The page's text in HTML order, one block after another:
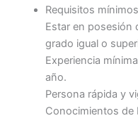
Requisitos mínimos
Estar en posesión
grado igual o
Experiencia
año.
Persona rápida y
Conocimientos de